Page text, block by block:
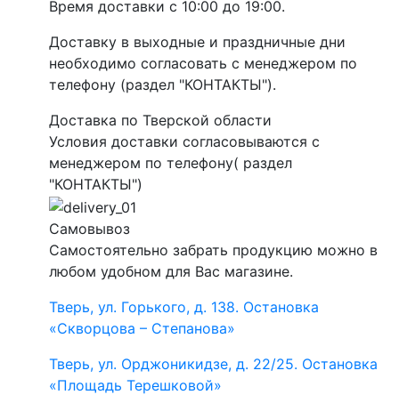
Время доставки с 10:00 до 19:00.
Доставку в выходные и праздничные дни
необходимо согласовать с менеджером по
телефону (раздел "КОНТАКТЫ").
Доставка по Тверской области
Условия доставки согласовываются с
менеджером по телефону( раздел
"КОНТАКТЫ")
Самовывоз
Самостоятельно забрать продукцию можно в
любом удобном для Вас магазине.
Тверь, ул. Горького, д. 138. Остановка
«Скворцова – Степанова»
Тверь, ул. Орджоникидзе, д. 22/25. Остановка
«Площадь Терешковой»